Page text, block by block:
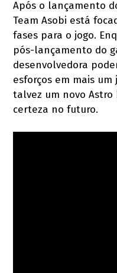
Após o lançamento
Team Asobi está
fases para o jogo.
pós-lançamento do
desenvolvedora
esforços em mais
talvez um novo Astro
certeza no futuro.